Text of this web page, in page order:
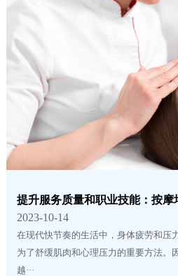
提升服务质量和职业技能：按摩
2023-10-14
在现代快节奏的生活中，身体疲劳和压
为了舒缓肌肉和心理压力的重要方法。
越···